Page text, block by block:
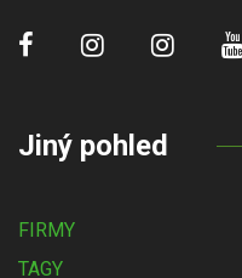
Jiný pohled
FIRMY
TAGY